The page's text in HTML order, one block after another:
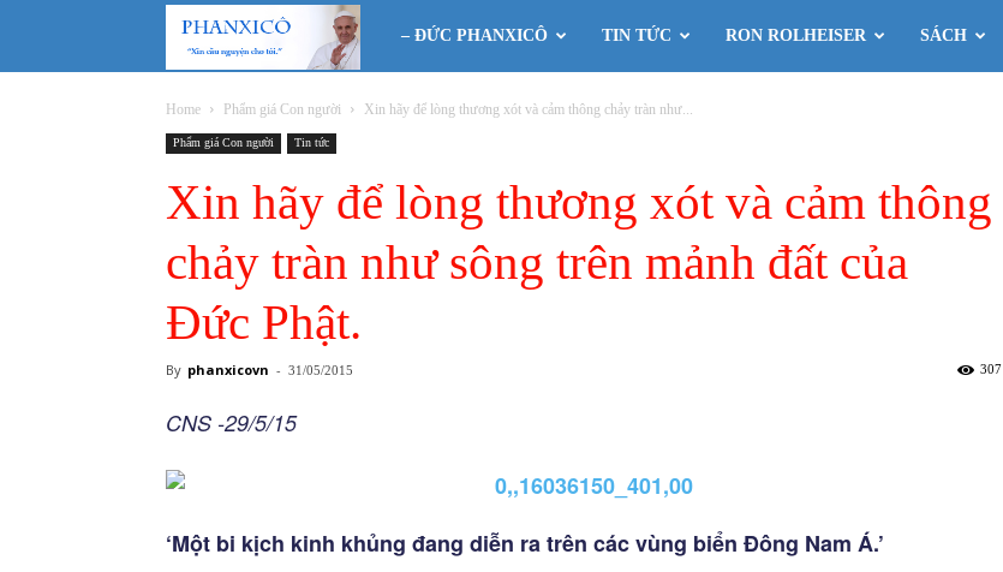
Phanxicô
– ĐỨC PHANXICÔ TIN TỨC RON ROLHEISER SÁCH
Home Phẩm giá Con người Xin hãy để lòng thương xót và cảm thông chảy tràn như...
Phẩm giá Con người Tin tức
Xin hãy để lòng thương xót và cảm thông
chảy tràn như sông trên mảnh đất của
Đức Phật.
By phanxicovn - 31/05/2015 307
CNS -29/5/15
‘Một bi kịch kinh khủng đang diễn ra trên các vùng biển Đông Nam Á.’